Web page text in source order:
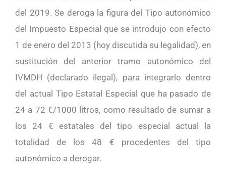
del 2019. Se deroga la figura del Tipo autonómico
del Impuesto Especial que se introdujo con efecto
1 de enero del 2013 (hoy discutida su legalidad), en
sustitución del anterior tramo autonómico del
IVMDH (declarado ilegal), para integrarlo dentro
del actual Tipo Estatal Especial que ha pasado de
24 a 72 €/1000 litros, como resultado de sumar a
los 24 € estatales del tipo especial actual la
totalidad de los 48 € procedentes del tipo
autonómico a derogar.